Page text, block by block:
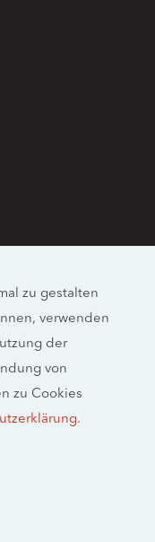
zu gestalten
verwenden
der
von
zu Cookies